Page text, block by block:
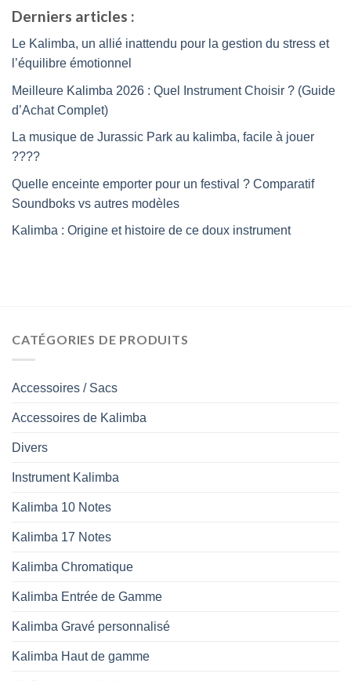
5
Derniers articles :
Le Kalimba, un allié inattendu pour la gestion du stress et
l’équilibre émotionnel
Meilleure Kalimba 2026 : Quel Instrument Choisir ? (Guide
d’Achat Complet)
La musique de Jurassic Park au kalimba, facile à jouer
????
Quelle enceinte emporter pour un festival ? Comparatif
Soundboks vs autres modèles
Kalimba : Origine et histoire de ce doux instrument
CATÉGORIES DE PRODUITS
Accessoires / Sacs
Accessoires de Kalimba
Divers
Instrument Kalimba
Kalimba 10 Notes
Kalimba 17 Notes
Kalimba Chromatique
Kalimba Entrée de Gamme
Kalimba Gravé personnalisé
Kalimba Haut de gamme